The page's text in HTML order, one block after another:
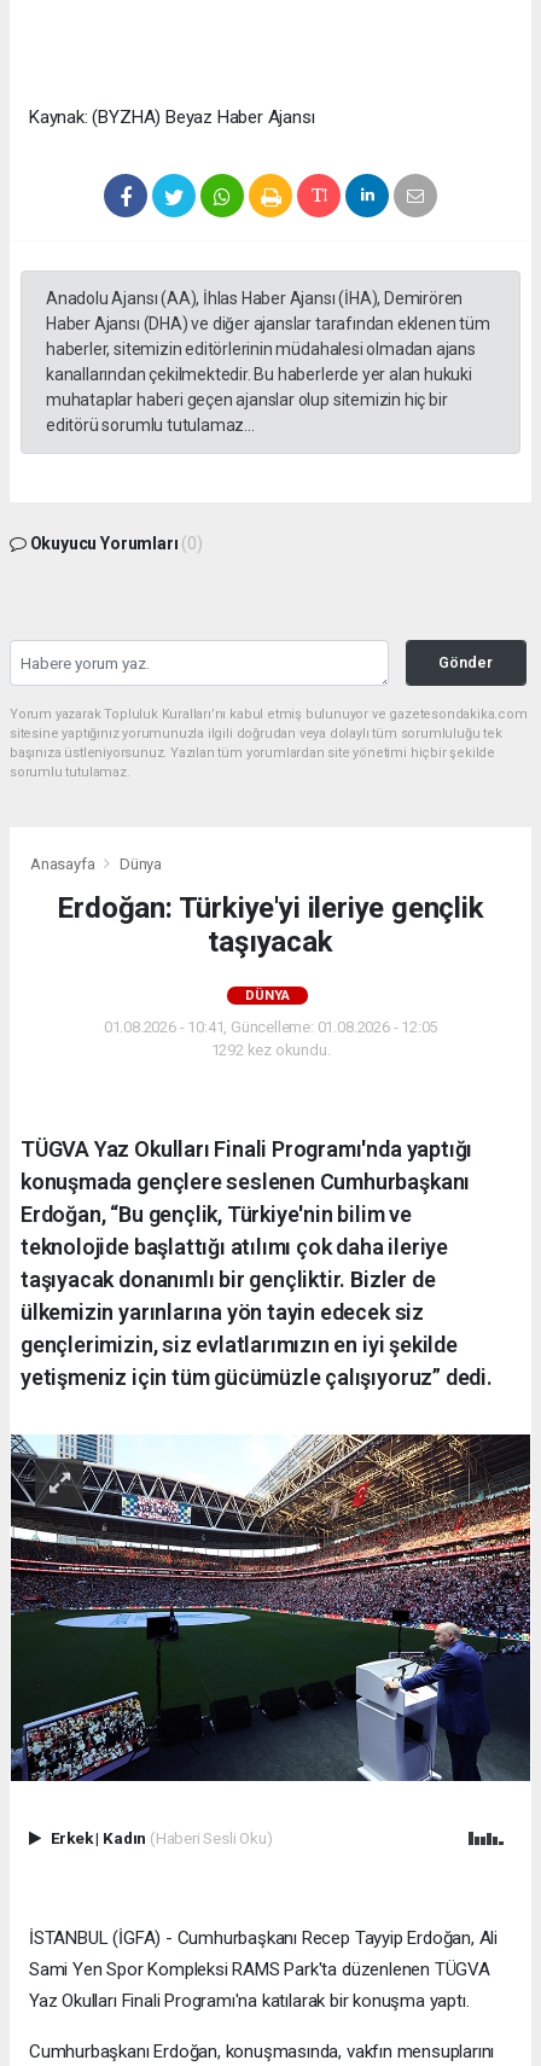
Kaynak: (BYZHA) Beyaz Haber Ajansı
Anadolu Ajansı (AA), İhlas Haber Ajansı (İHA), Demirören
Haber Ajansı (DHA) ve diğer ajanslar tarafından eklenen tüm
haberler, sitemizin editörlerinin müdahalesi olmadan ajans
kanallarından çekilmektedir. Bu haberlerde yer alan hukuki
muhataplar haberi geçen ajanslar olup sitemizin hiç bir
editörü sorumlu tutulamaz...
Okuyucu Yorumları (0)
Gönder
Yorum yazarak Topluluk Kuralları’nı kabul etmiş bulunuyor ve gazetesondakika.com
sitesine yaptığınız yorumunuzla ilgili doğrudan veya dolaylı tüm sorumluluğu tek
başınıza üstleniyorsunuz. Yazılan tüm yorumlardan site yönetimi hiçbir şekilde
sorumlu tutulamaz.
Anasayfa Dünya
Erdoğan: Türkiye'yi ileriye gençlik
taşıyacak
DÜNYA
01.08.2026 - 10:41, Güncelleme: 01.08.2026 - 12:05
1292 kez okundu.
TÜGVA Yaz Okulları Finali Programı'nda yaptığı
konuşmada gençlere seslenen Cumhurbaşkanı
Erdoğan, “Bu gençlik, Türkiye'nin bilim ve
teknolojide başlattığı atılımı çok daha ileriye
taşıyacak donanımlı bir gençliktir. Bizler de
ülkemizin yarınlarına yön tayin edecek siz
gençlerimizin, siz evlatlarımızın en iyi şekilde
yetişmeniz için tüm gücümüzle çalışıyoruz” dedi.
Erkek| Kadın (Haberi Sesli Oku)
İSTANBUL (İGFA) - Cumhurbaşkanı Recep Tayyip Erdoğan, Ali
Sami Yen Spor Kompleksi RAMS Park'ta düzenlenen TÜGVA
Yaz Okulları Finali Programı'na katılarak bir konuşma yaptı.
Cumhurbaşkanı Erdoğan, konuşmasında, vakfın mensuplarını